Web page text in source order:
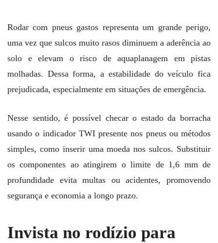
Rodar com pneus gastos representa um grande perigo,
uma vez que sulcos muito rasos diminuem a aderência ao
solo e elevam o risco de aquaplanagem em pistas
molhadas. Dessa forma, a estabilidade do veículo fica
prejudicada, especialmente em situações de emergência.
Nesse sentido, é possível checar o estado da borracha
usando o indicador TWI presente nos pneus ou métodos
simples, como inserir uma moeda nos sulcos. Substituir
os componentes ao atingirem o limite de 1,6 mm de
profundidade evita multas ou acidentes, promovendo
segurança e economia a longo prazo.
Invista no rodízio para